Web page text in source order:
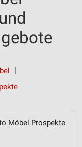
Möbel Prospekte